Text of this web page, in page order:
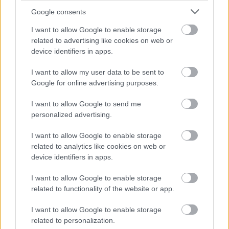
Google consents
I want to allow Google to enable storage
related to advertising like cookies on web or
device identifiers in apps.
I want to allow my user data to be sent to
Google for online advertising purposes.
I want to allow Google to send me
personalized advertising.
I want to allow Google to enable storage
related to analytics like cookies on web or
device identifiers in apps.
I want to allow Google to enable storage
related to functionality of the website or app.
I want to allow Google to enable storage
related to personalization.
Ezért én, amikor a szuverenitásra gondolok, a
szabadságra gondolok. Talán sértően egyszerű
gondolattársítás ez, nélkülözi a jogtudomány
vagy a politológia szofisztikált megközelítését.
Egy magamfajtának, aki az isten nélkülinek
mondott ég alatt állva még látott lassú
a szabadság, a függetlenség nagyon fontos
érték. Értékek. Egy magamfajtának, aki még
emlékszik arra, milyen görcs volt a gyomrában,
amikor a hegyeshalmi határ felé tartott a
értékek ezek.